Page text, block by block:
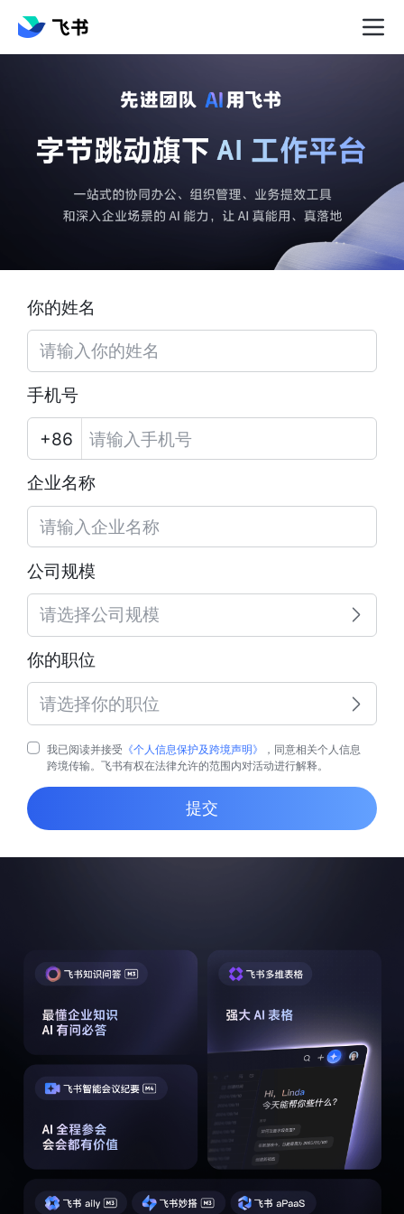
你的姓名
手机号
企业名称
公司规模
请选择公司规模
你的职位
请选择你的职位
我已阅读并接受 《个人信息保护及跨境声明》
，同意相关个人信息
跨境传输。飞书有权在法律允许的范围内对活动进行解释。
提交